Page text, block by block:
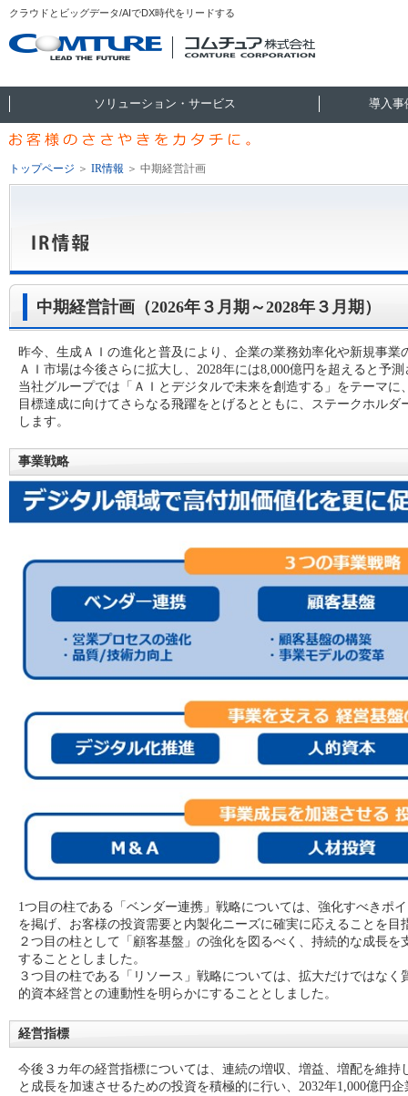
クラウドとビッグデータ/AIでDX時代をリードする
ソリューション・サービス 導入事
トップページ ＞ IR情報 ＞ 中期経営計画
中期経営計画（2026年３月期～2028年３月期）
昨今、生成ＡＩの進化と普及により、企業の業務効率化や新規事
ＡＩ市場は今後さらに拡大し、2028年には8,000億円を超えると予
当社グループでは「ＡＩとデジタルで未来を創造する」をテーマに
目標達成に向けてさらなる飛躍をとげるとともに、ステークホル
します。
事業戦略
1つ目の柱である「ベンダー連携」戦略については、強化すべきポ
を掲げ、お客様の投資需要と内製化ニーズに確実に応えることを目
２つ目の柱として「顧客基盤」の強化を図るべく、持続的な成長
することとしました。
３つ目の柱である「リソース」戦略については、拡大だけではな
的資本経営との連動性を明らかにすることとしました。
経営指標
今後３カ年の経営指標については、連続の増収、増益、増配を維
と成長を加速させるための投資を積極的に行い、2032年1,000億円